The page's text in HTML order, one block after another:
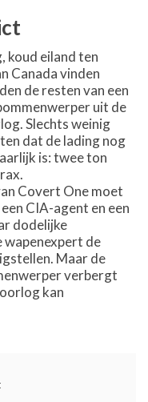
koud eiland ten
Canada vinden
de resten van een
uit de
Slechts weinig
dat de lading nog
is: twee ton
Covert One moet
CIA-agent en een
dodelijke
wapenexpert de
Maar de
verbergt
kan